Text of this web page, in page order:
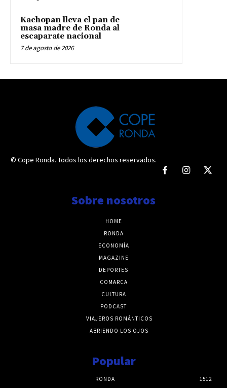
Kachopan lleva el pan de
masa madre de Ronda al
escaparate nacional
7 de agosto de 2026
© Cope Ronda. Todos los derechos reservados.
Sobre nosotros
HOME
RONDA
ECONOMÍA
MAGAZINE
DEPORTES
COMARCA
CULTURA
PODCAST
VIAJEROS ROMÁNTICOS
ABRIENDO LOS OJOS
Popular
RONDA
1512